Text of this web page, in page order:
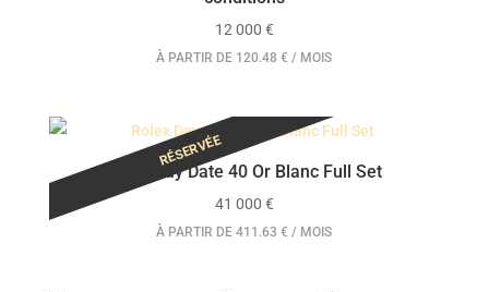
12 000 €
À PARTIR DE 120.48 € / MOIS
RÉSERVÉE
Rolex Day Date 40 Or Blanc Full Set
41 000 €
À PARTIR DE 411.63 € / MOIS